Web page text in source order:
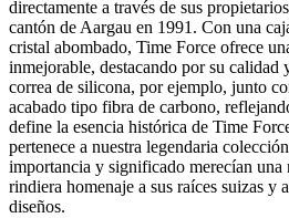
directamente a través de sus
cantón de Aargau en 1991. Con una
cristal abombado, Time Force ofrece
inmejorable, destacando por su calidad
correa de silicona, por ejemplo, junto
acabado tipo fibra de carbono,
define la esencia histórica de Time
pertenece a nuestra legendaria
importancia y significado merecían
rindiera homenaje a sus raíces suizas y
diseños.